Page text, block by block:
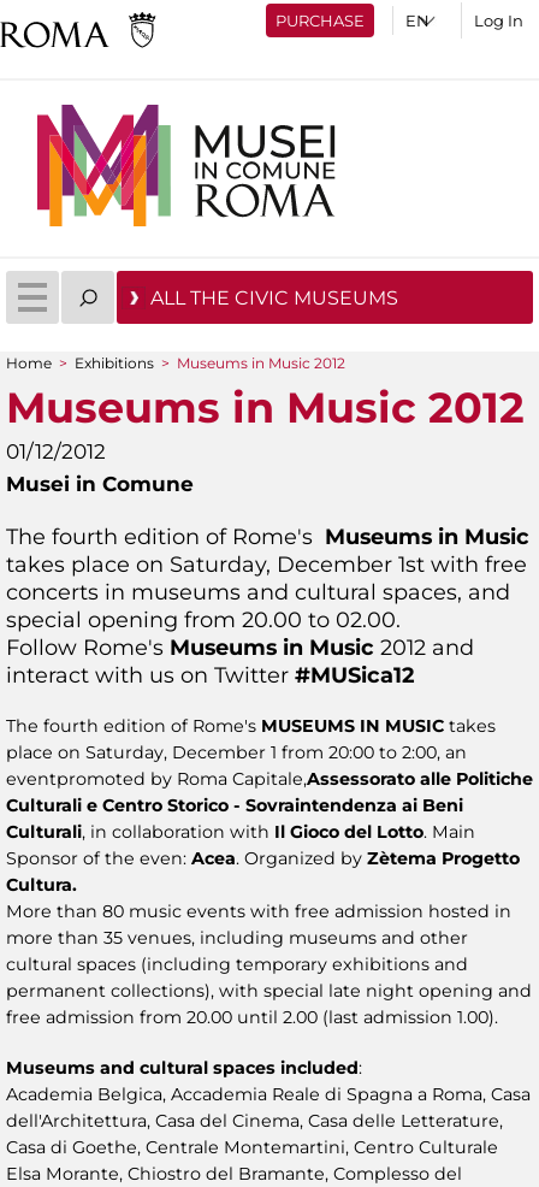
PURCHASE Log In
ALL THE CIVIC MUSEUMS
You are here
Home > Exhibitions > Museums in Music 2012
Museums in Music 2012
01/12/2012
Musei in Comune
The fourth edition of Rome's Museums in Music
takes place on Saturday, December 1st with free
concerts in museums and cultural spaces, and
special opening from 20.00 to 02.00.
Follow Rome's Museums in Music 2012 and
interact with us on Twitter #MUSica12
The fourth edition of Rome's MUSEUMS IN MUSIC takes
place on Saturday, December 1 from 20:00 to 2:00, an
eventpromoted by Roma Capitale,Assessorato alle Politiche
Culturali e Centro Storico - Sovraintendenza ai Beni
Culturali, in collaboration with Il Gioco del Lotto. Main
Sponsor of the even: Acea. Organized by Zètema Progetto
Cultura.
More than 80 music events with free admission hosted in
more than 35 venues, including museums and other
cultural spaces (including temporary exhibitions and
permanent collections), with special late night opening and
free admission from 20.00 until 2.00 (last admission 1.00).
Museums and cultural spaces included:
Academia Belgica, Accademia Reale di Spagna a Roma, Casa
dell'Architettura, Casa del Cinema, Casa delle Letterature,
Casa di Goethe, Centrale Montemartini, Centro Culturale
Elsa Morante, Chiostro del Bramante, Complesso del